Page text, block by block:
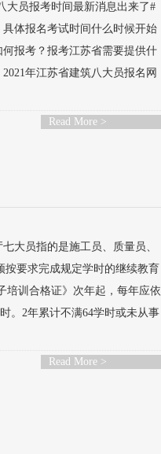
大员报考时间最新消息出来了#
体报名考试时间什么时候开始
报考？报考江苏省需要提供什
年江苏省建筑八大员报名网
Read More >
大员指的是施工员、质量员、
要求完成规定学时的继续教育
培训合格证》次年起，每年应依
。2年累计不满64学时或未从事
Read More >